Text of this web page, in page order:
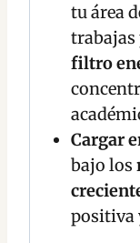
tu área
trabajas
filtro
Cargar
bajo los
positiva